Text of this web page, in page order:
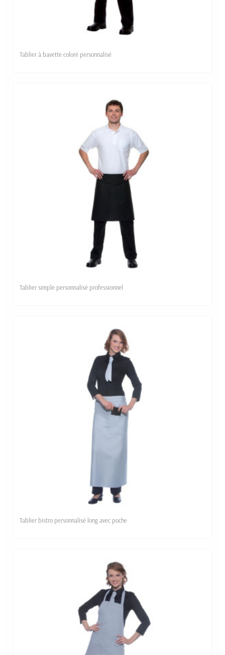
Tablier à bavette coloré personnalisé
Tablier simple personnalisé professionnel
Tablier bistro personnalisé long avec poche